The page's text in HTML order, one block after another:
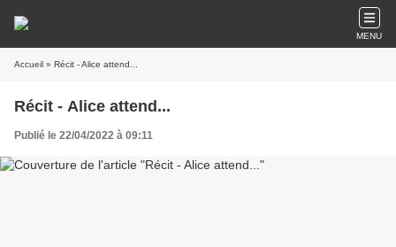
MENU
Accueil » Récit - Alice attend...
Récit - Alice attend...
Publié le 22/04/2022 à 09:11